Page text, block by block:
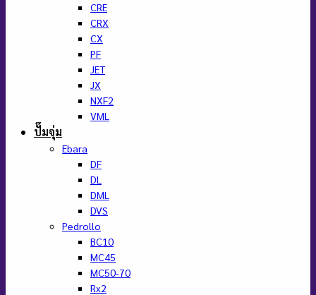
CRE
CRX
CX
PF
JET
JX
NXF2
VML
ปั๊มจุ่ม
Ebara
DF
DL
DML
DVS
Pedrollo
BC10
MC45
MC50-70
Rx2